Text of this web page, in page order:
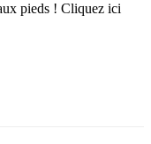
pieds ! Cliquez ici